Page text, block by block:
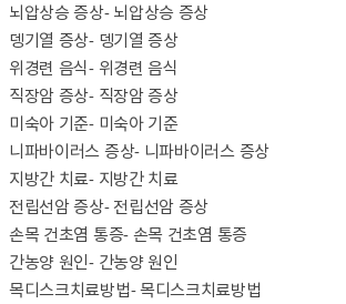
뇌압상승 증상- 뇌압상승 증상
뎅기열 증상- 뎅기열 증상
위경련 음식- 위경련 음식
직장암 증상- 직장암 증상
미숙아 기준- 미숙아 기준
니파바이러스 증상- 니파바이러스 증상
지방간 치료- 지방간 치료
전립선암 증상- 전립선암 증상
손목 건초염 통증- 손목 건초염 통증
간농양 원인- 간농양 원인
목디스크치료방법- 목디스크치료방법